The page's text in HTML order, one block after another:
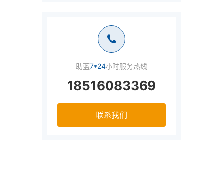
助蓝7*24小时服务热线
18516083369
联系我们